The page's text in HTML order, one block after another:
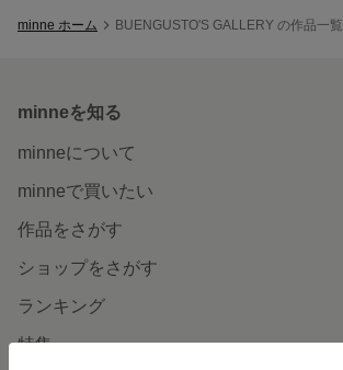
minne ホーム BUENGUSTO'S GALLERY の作品一覧
minneを知る
minneについて
minneで買いたい
作品をさがす
ショップをさがす
ランキング
特集